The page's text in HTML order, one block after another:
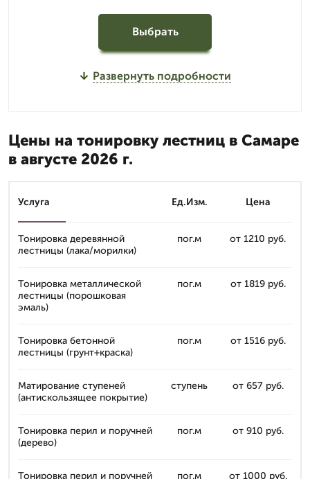
Выбрать
Развернуть подробности
Цены на тонировку лестниц в Самаре
в августе 2026 г.
Услуга Ед.Изм. Цена
Тонировка деревянной
лестницы (лака/морилки)
пог.м от 1210 руб.
Тонировка металлической
лестницы (порошковая
эмаль)
пог.м от 1819 руб.
Тонировка бетонной
лестницы (грунт+краска)
пог.м от 1516 руб.
Матирование ступеней
(антискользящее покрытие)
ступень от 657 руб.
Тонировка перил и поручней
(дерево)
пог.м от 910 руб.
Тонировка перил и поручней
пог.м от 1000 руб.